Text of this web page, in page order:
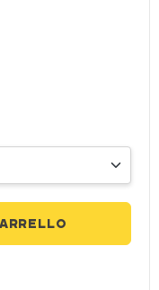
AL CARRELLO